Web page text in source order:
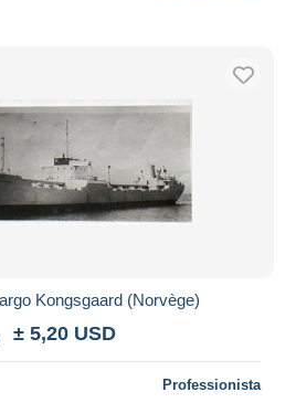
Kongsgaard (Norvège)
± 5,20 USD
Professionista